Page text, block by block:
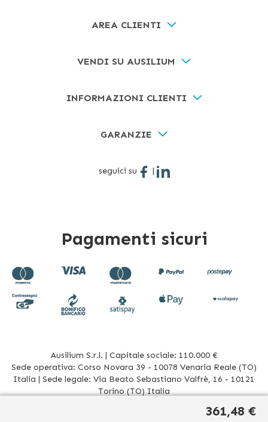
361,48 €
AREA CLIENTI
VENDI SU AUSILIUM
INFORMAZIONI CLIENTI
GARANZIE
seguici su |
Pagamenti sicuri
Ausilium S.r.l. | Capitale sociale: 110.000 €
Sede operativa: Corso Novara 39 - 10078 Venaria Reale (TO)
Italia | Sede legale: Via Beato Sebastiano Valfrè, 16 - 10121
Torino (TO) Italia